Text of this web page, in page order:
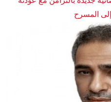
إلى المسرح